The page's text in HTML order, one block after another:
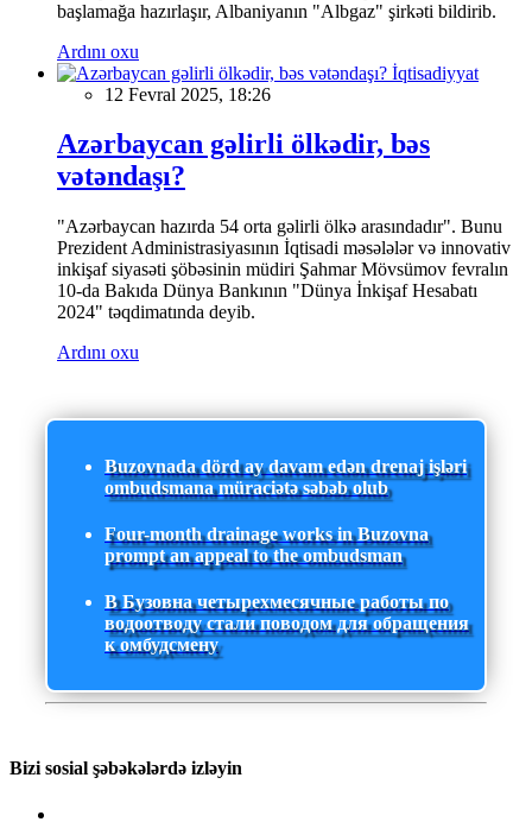
başlamağa hazırlaşır, Albaniyanın "Albgaz" şirkəti bildirib.
Ardını oxu
İqtisadiyyat
12 Fevral 2025, 18:26
Azərbaycan gəlirli ölkədir, bəs
vətəndaşı?
"Azərbaycan hazırda 54 orta gəlirli ölkə arasındadır". Bunu
Prezident Administrasiyasının İqtisadi məsələlər və innovativ
inkişaf siyasəti şöbəsinin müdiri Şahmar Mövsümov fevralın
10-da Bakıda Dünya Bankının "Dünya İnkişaf Hesabatı
2024" təqdimatında deyib.
Ardını oxu
Buzovnada dörd ay davam edən drenaj işləri
ombudsmana müraciətə səbəb olub
Four-month drainage works in Buzovna
prompt an appeal to the ombudsman
В Бузовна четырехмесячные работы по
водоотводу стали поводом для обращения
к омбудсмену
Bizi sosial şəbəkələrdə izləyin